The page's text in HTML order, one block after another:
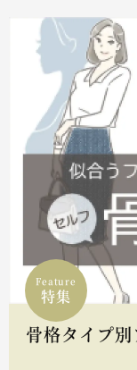
Feature
特集
骨格タイプ